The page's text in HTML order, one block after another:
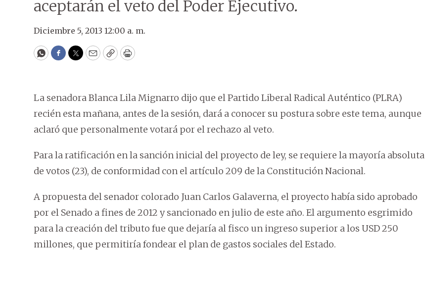
aceptarán el veto del Poder Ejecutivo.
Diciembre 5, 2013 12:00 a. m.
WhatsApp
Facebook
Twitter
EmailCopyPrint
La senadora Blanca Lila Mignarro dijo que el Partido Liberal Radical Auténtico (PLRA)
recién esta mañana, antes de la sesión, dará a conocer su postura sobre este tema, aunque
aclaró que personalmente votará por el rechazo al veto.
Para la ratificación en la sanción inicial del proyecto de ley, se requiere la mayoría absoluta
de votos (23), de conformidad con el artículo 209 de la Constitución Nacional.
A propuesta del senador colorado Juan Carlos Galaverna, el proyecto había sido aprobado
por el Senado a fines de 2012 y sancionado en julio de este año. El argumento esgrimido
para la creación del tributo fue que dejaría al fisco un ingreso superior a los USD 250
millones, que permitiría fondear el plan de gastos sociales del Estado.